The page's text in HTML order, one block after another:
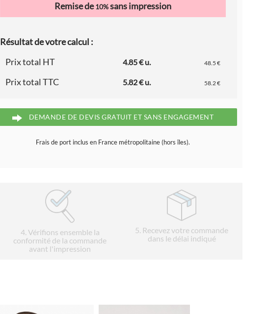
Remise de10%sans impression
Résultat de votre calcul :
Prix total HT
4.85 € u. 48.5 €
Prix total TTC 5.82 € u. 58.2 €
DEMANDE DE DEVIS GRATUIT ET SANS ENGAGEMENT
Frais de port inclus en France métropolitaine (hors îles).
4. Vérifions ensemble la
conformité de la commande
avant l'impression
5. Recevez votre commande
dans le délai indiqué